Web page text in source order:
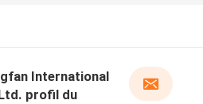
International
profil du